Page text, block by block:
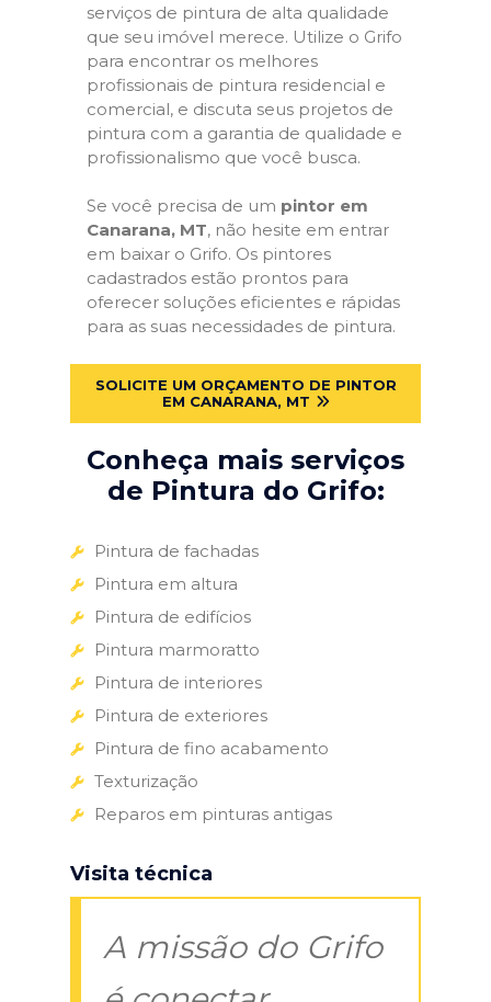
serviços de pintura de alta qualidade
que seu imóvel merece. Utilize o Grifo
para encontrar os melhores
profissionais de pintura residencial e
comercial, e discuta seus projetos de
pintura com a garantia de qualidade e
profissionalismo que você busca.
Se você precisa de um pintor em
Canarana, MT, não hesite em entrar
em baixar o Grifo. Os pintores
cadastrados estão prontos para
oferecer soluções eficientes e rápidas
para as suas necessidades de pintura.
SOLICITE UM ORÇAMENTO DE PINTOR
EM CANARANA, MT
Conheça mais serviços
de Pintura do Grifo:
Pintura de fachadas
Pintura em altura
Pintura de edifícios
Pintura marmoratto
Pintura de interiores
Pintura de exteriores
Pintura de fino acabamento
Texturização
Reparos em pinturas antigas
Visita técnica
A missão do Grifo